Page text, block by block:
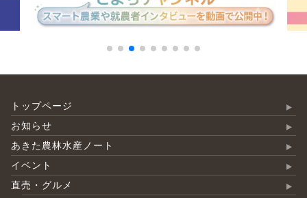
トップページ
お知らせ
あきた農林水産ノート
イベント
直売・グルメ